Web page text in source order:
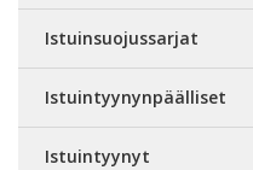
Istuinsuojussarjat
Istuintyynynpäälliset
Istuintyynyt